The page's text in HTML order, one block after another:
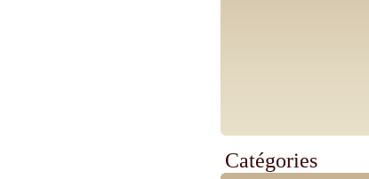
Catégories